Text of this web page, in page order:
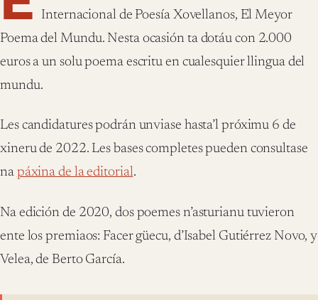
Internacional de Poesía Xovellanos, El Meyor
Poema del Mundu. Nesta ocasión ta dotáu con 2.000
euros a un solu poema escritu en cualesquier llingua del
mundu.
Les candidatures podrán unviase hasta’l próximu 6 de
xineru de 2022. Les bases completes pueden consultase
na páxina de la editorial.
Na edición de 2020, dos poemes n’asturianu tuvieron
ente los premiaos: Facer güecu, d’Isabel Gutiérrez Novo, y
Velea, de Berto García.